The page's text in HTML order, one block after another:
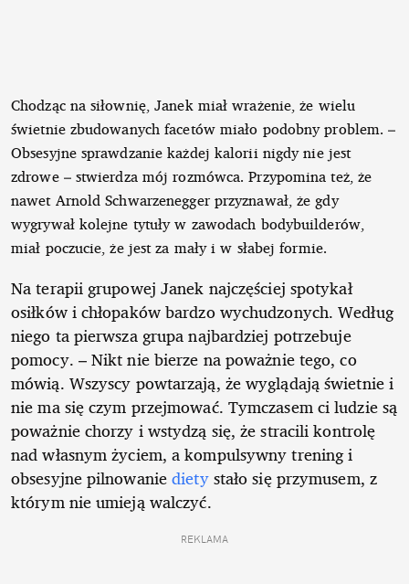
Chodząc na siłownię, Janek miał wrażenie, że wielu
świetnie zbudowanych facetów miało podobny problem. –
Obsesyjne sprawdzanie każdej kalorii nigdy nie jest
zdrowe – stwierdza mój rozmówca. Przypomina też, że
nawet Arnold Schwarzenegger przyznawał, że gdy
wygrywał kolejne tytuły w zawodach bodybuilderów,
miał poczucie, że jest za mały i w słabej formie.
Na terapii grupowej Janek najczęściej spotykał
osiłków i chłopaków bardzo wychudzonych. Według
niego ta pierwsza grupa najbardziej potrzebuje
pomocy. – Nikt nie bierze na poważnie tego, co
mówią. Wszyscy powtarzają, że wyglądają świetnie i
nie ma się czym przejmować. Tymczasem ci ludzie są
poważnie chorzy i wstydzą się, że stracili kontrolę
nad własnym życiem, a kompulsywny trening i
obsesyjne pilnowaniedietystało się przymusem, z
którym nie umieją walczyć.
REKLAMA